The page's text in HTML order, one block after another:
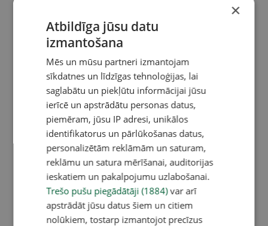
×
Atbildīga jūsu datu
izmantošana
Mēs un mūsu partneri izmantojam
sīkdatnes un līdzīgas tehnoloģijas, lai
saglabātu un piekļūtu informācijai jūsu
ierīcē un apstrādātu personas datus,
piemēram, jūsu IP adresi, unikālos
identifikatorus un pārlūkošanas datus,
personalizētām reklāmām un saturam,
reklāmu un satura mērīšanai, auditorijas
ieskatiem un pakalpojumu uzlabošanai.
Trešo pušu piegādātāji (1884)var arī
apstrādāt jūsu datus šiem un citiem
nolūkiem, tostarp izmantojot precīzus